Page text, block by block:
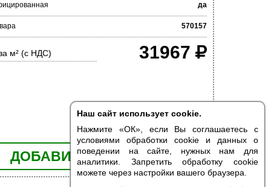
Наш сайт использует cookie.
Нажмите «ОК», если Вы соглашаетесь с
условиями обработки cookie и данных о
поведении на сайте, нужных нам для
аналитики. Запретить обработку cookie
можете через настройки вашего браузера.
да
570157
м² (с НДС) 31967
ДОБАВИТЬ В КОРЗИНУ